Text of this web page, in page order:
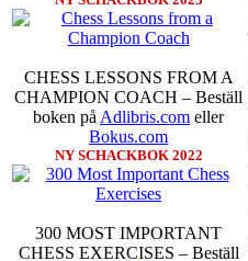
CHESS LESSONS FROM A
CHAMPION COACH – Beställ
boken på Adlibris.com eller
Bokus.com
NY SCHACKBOK 2022
300 MOST IMPORTANT
CHESS EXERCISES – Beställ